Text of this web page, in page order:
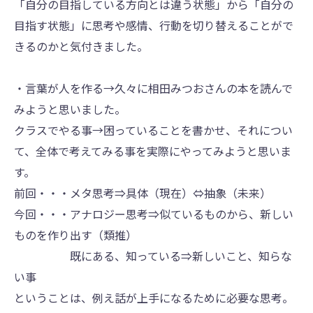
「自分の目指している方向とは違う状態」から「自分の
目指す状態」に思考や感情、行動を切り替えることがで
きるのかと気付きました。
・言葉が人を作る→久々に相田みつおさんの本を読んで
みようと思いました。
クラスでやる事→困っていることを書かせ、それについ
て、全体で考えてみる事を実際にやってみようと思いま
す。
前回・・・メタ思考⇒具体（現在）⇔抽象（未来）
今回・・・アナロジー思考⇒似ているものから、新しい
ものを作り出す（類推）
既にある、知っている⇒新しいこと、知らな
い事
ということは、例え話が上手になるために必要な思考。